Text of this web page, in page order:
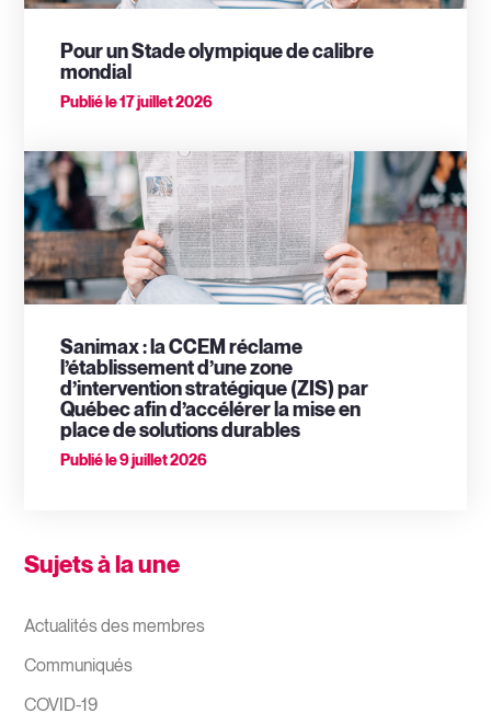
Pour un Stade olympique de calibre
mondial
Publié le17 juillet 2026
Sanimax : la CCEM réclame
l’établissement d’une zone
d’intervention stratégique (ZIS) par
Québec afin d’accélérer la mise en
place de solutions durables
Publié le9 juillet 2026
Sujets à la une
Actualités des membres
Communiqués
COVID-19